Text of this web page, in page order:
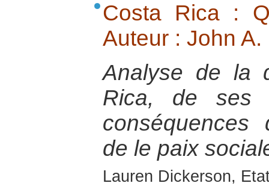
Costa Rica :
Auteur : John A.
Analyse de la
Rica, de ses
conséquences
de le paix
Lauren Dickerson,